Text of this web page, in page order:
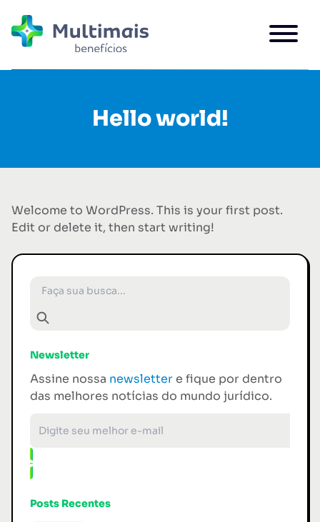
Hello world!
Welcome to WordPress. This is your first post.
Edit or delete it, then start writing!
Pesquisar
Newsletter
Assine nossa newslettere fique por dentro
das melhores notícias do mundo jurídico.
Posts Recentes